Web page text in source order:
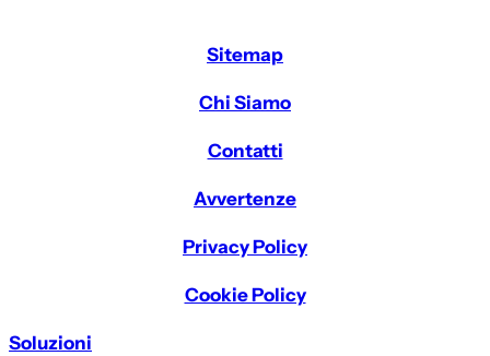
Sitemap
Chi Siamo
Contatti
Avvertenze
Privacy Policy
Cookie Policy
Soluzioni